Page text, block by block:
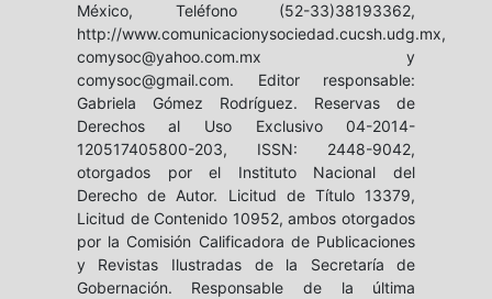
México, Teléfono (52-33)38193362,
http://www.comunicacionysociedad.cucsh.udg.mx,
comysoc@yahoo.com.mx y
comysoc@gmail.com. Editor responsable:
Gabriela Gómez Rodríguez. Reservas de
Derechos al Uso Exclusivo 04-2014-
120517405800-203, ISSN: 2448-9042,
otorgados por el Instituto Nacional del
Derecho de Autor. Licitud de Título 13379,
Licitud de Contenido 10952, ambos otorgados
por la Comisión Calificadora de Publicaciones
y Revistas Ilustradas de la Secretaría de
Gobernación. Responsable de la última